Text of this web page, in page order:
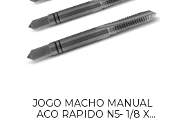
JOGO MACHO MANUAL
ACO RAPIDO N5- 1/8 X